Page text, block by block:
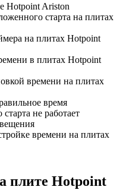
Hotpoint Ariston
старта на плитах
на плитах Hotpoint
в плитах Hotpoint
времени на плитах
время
не работает
времени на плитах
плите Hotpoint